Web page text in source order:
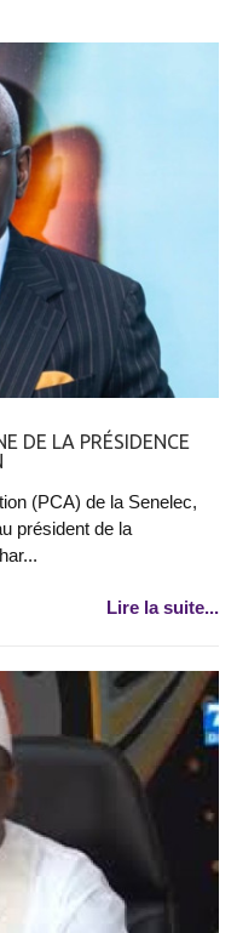
DE LA PRÉSIDENCE
(PCA) de la Senelec,
président de la
Lire la suite...